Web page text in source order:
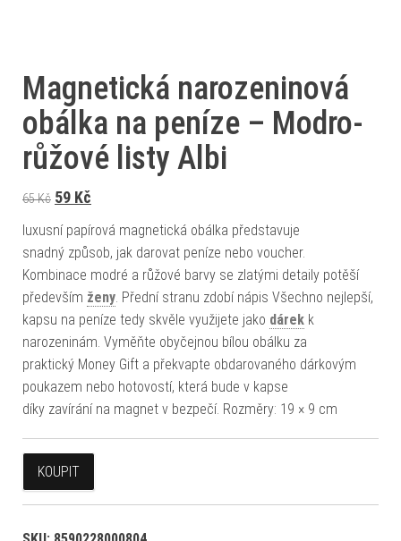
Magnetická narozeninová
obálka na peníze – Modro-
růžové listy Albi
65Kč Původní cena byla: 65 Kč.
59 Kč
luxusní papírová magnetická obálka představuje
snadný způsob, jak darovat peníze nebo voucher.
Kombinace modré a růžové barvy se zlatými detaily potěší
především ženy . Přední stranu zdobí nápis Všechno nejlepší,
kapsu na peníze tedy skvěle využijete jako dárek k
narozeninám. Vyměňte obyčejnou bílou obálku za
praktický Money Gift a překvapte obdarovaného dárkovým
poukazem nebo hotovostí, která bude v kapse
díky zavírání na magnet v bezpečí. Rozměry: 19 × 9 cm
KOUPIT